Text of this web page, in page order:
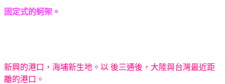
固定式的蚵架。
新興的港口，海埔新生地。以 後三通後，大陸與台灣最近距
離的港口。